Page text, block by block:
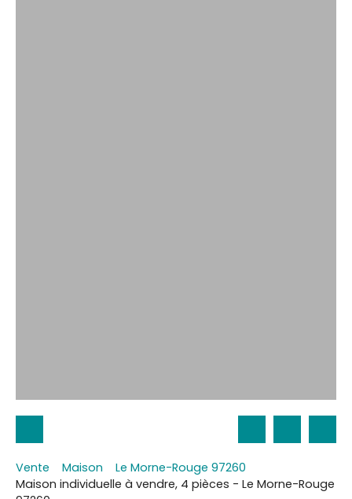
Vente Maison
Le Morne-Rouge 97260
Maison individuelle à vendre, 4 pièces - Le Morne-Rouge